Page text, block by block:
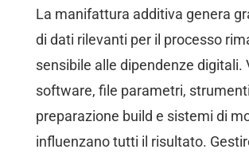
La manifattura additiva genera
di dati rilevanti per il processo
sensibile alle dipendenze digitali.
software, file parametri,
preparazione build e sistemi di
influenzano tutti il risultato.